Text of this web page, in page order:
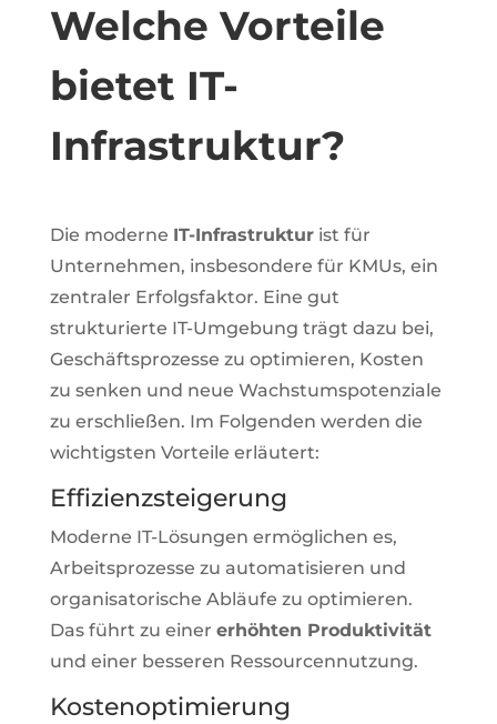
Welche Vorteile
bietet IT-
Infrastruktur?
Die moderne IT-Infrastrukturist für
Unternehmen, insbesondere für KMUs, ein
zentraler Erfolgsfaktor. Eine gut
strukturierte IT-Umgebung trägt dazu bei,
Geschäftsprozesse zu optimieren, Kosten
zu senken und neue Wachstumspotenziale
zu erschließen. Im Folgenden werden die
wichtigsten Vorteile erläutert:
Effizienzsteigerung
Moderne IT-Lösungen ermöglichen es,
Arbeitsprozesse zu automatisieren und
organisatorische Abläufe zu optimieren.
Das führt zu einer erhöhten Produktivität
und einer besseren Ressourcennutzung.
Kostenoptimierung